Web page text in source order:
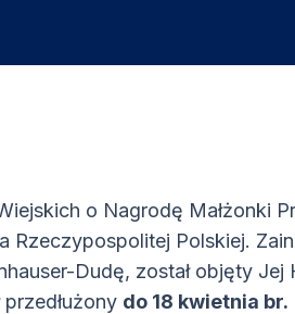
o Nagrodę Małżonki
Rzeczypospolitej Polskiej.
Dudę, został objęty
przedłużony do 18 kwietnia br.